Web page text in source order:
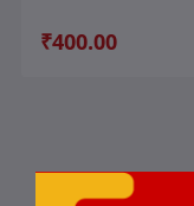
₹400.00